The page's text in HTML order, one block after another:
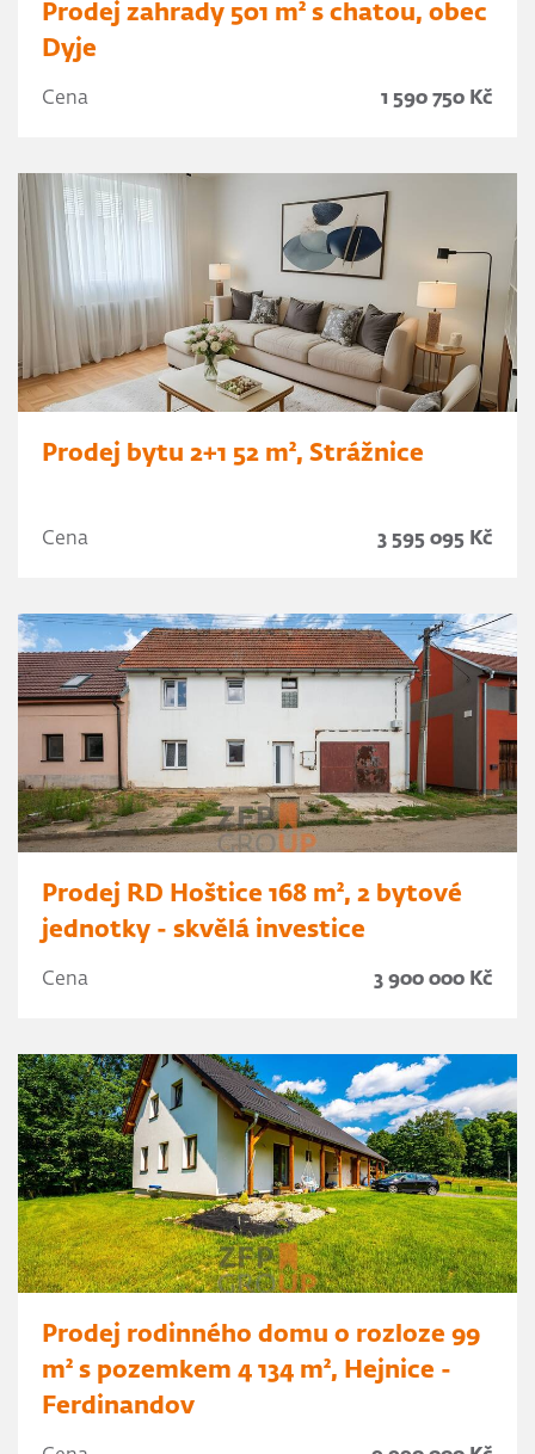
Prodej zahrady 501 m² s chatou, obec
Dyje
Cena 1 590 750 Kč
Prodej bytu 2+1 52 m², Strážnice
Cena 3 595 095 Kč
Prodej RD Hoštice 168 m², 2 bytové
jednotky - skvělá investice
Cena 3 900 000 Kč
Prodej rodinného domu o rozloze 99
m² s pozemkem 4 134 m², Hejnice -
Ferdinandov